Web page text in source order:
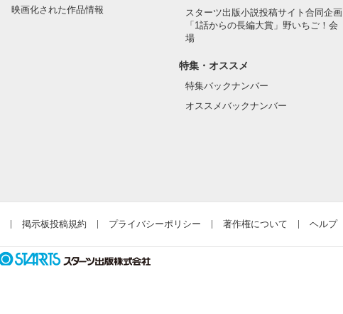
映画化された作品情報
スターツ出版小説投稿サイト合同企画
「1話からの長編大賞」野いちご！会
場
特集・オススメ
特集バックナンバー
オススメバックナンバー
掲示板投稿規約 プライバシーポリシー 著作権について ヘルプ